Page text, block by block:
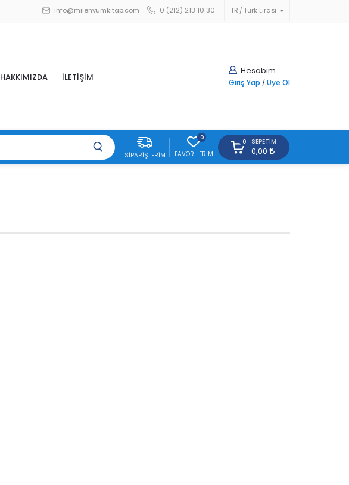
TR Türk Lirası
info@milenyumkitap.com 0 (212) 213 10 30
Hesabım
Giriş Yap / Üye Ol
HAKKIMIZDA İLETİŞİM
SIPARIŞLERIM
0
FAVORILERIM
0 SEPETIM
0,00